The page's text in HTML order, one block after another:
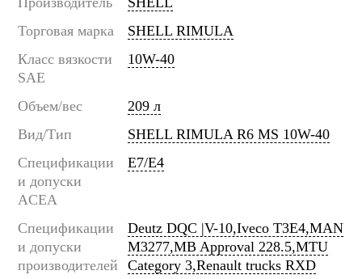
Торговая марка
SHELL RIMULA
Класс вязкости
SAE
10W-40
Объем/вес
209 л
Вид/Тип
SHELL RIMULA R6 MS 10W-40
Спецификации
и допуски
ACEA
E7/E4
Спецификации
и допуски
производителей
Deutz DQC |V-10,Iveco T3E4,MAN
M3277,MB Approval 228.5,MTU
Category 3,Renault trucks RXD